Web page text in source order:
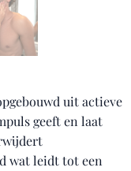
uit actieve
geeft en laat
wat leidt tot een